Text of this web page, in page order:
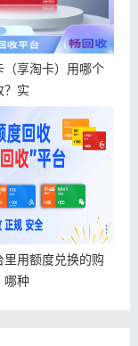
（享淘卡）用哪个
？实
里用额度兑换的购
哪种